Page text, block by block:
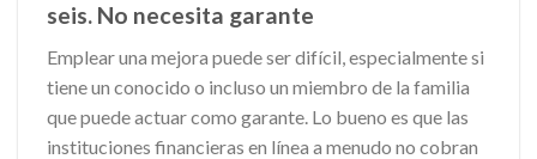
seis. No necesita garante
Emplear una mejora puede ser difícil, especialmente si
tiene un conocido o incluso un miembro de la familia
que puede actuar como garante. Lo bueno es que las
instituciones financieras en línea a menudo no cobran